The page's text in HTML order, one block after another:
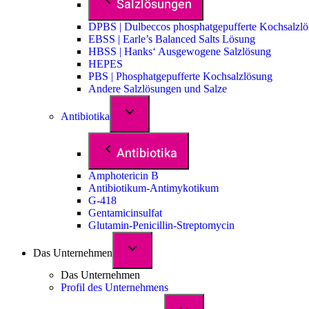
Salzlösungen
DPBS | Dulbeccos phosphatgepufferte
EBSS | Earle’s Balanced Salts Lösung
HBSS | Hanks‘ Ausgewogene Salzlösung
HEPES
PBS | Phosphatgepufferte Kochsalzlösung
Andere Salzlösungen und Salze
Antibiotika
Antibiotika
Amphotericin B
Antibiotikum-Antimykotikum
G-418
Gentamicinsulfat
Glutamin-Penicillin-Streptomycin
Das Unternehmen
Das Unternehmen
Profil des Unternehmens